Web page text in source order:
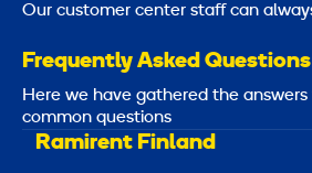
Our customer center staff can
Frequently Asked Questions
Here we have gathered the
common questions
Ramirent Finland